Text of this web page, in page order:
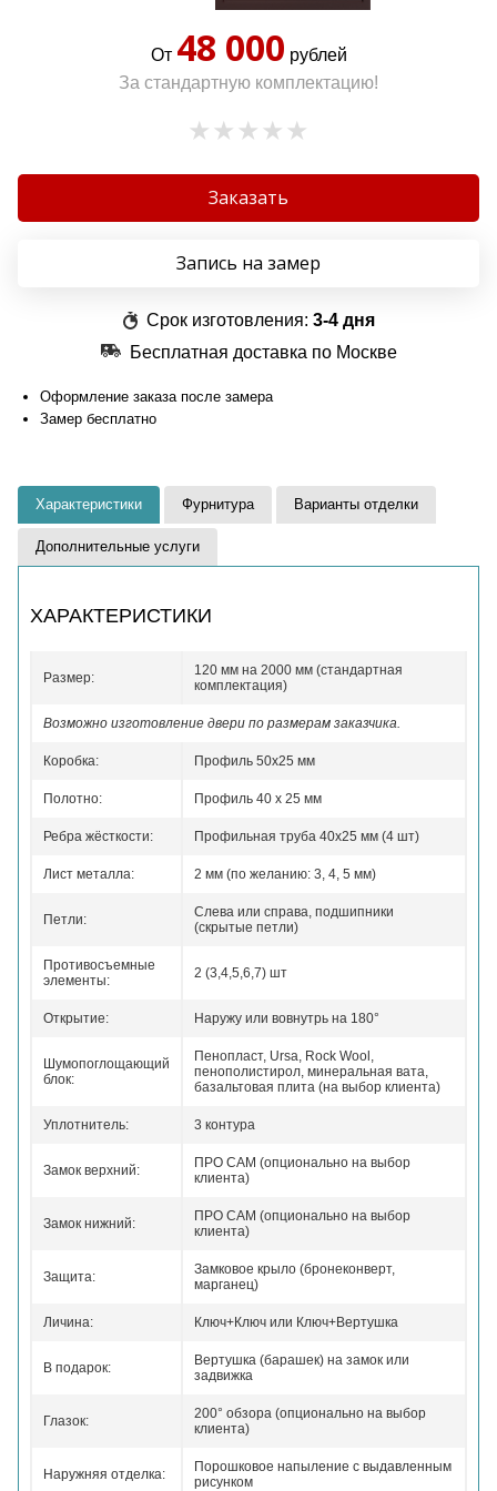
От 48 000 рублей
За стандартную комплектацию!
Заказать
Запись на замер
Срок изготовления: 3-4 дня
Бесплатная доставка по Москве
Оформление заказа после замера
Замер бесплатно
Характеристики Фурнитура Варианты отделки
Дополнительные услуги
ХАРАКТЕРИСТИКИ
Размер:
120 мм на 2000 мм (стандартная
комплектация)
Возможно изготовление двери по размерам заказчика.
Коробка: Профиль 50x25 мм
Полотно: Профиль 40 x 25 мм
Ребра жёсткости: Профильная труба 40х25 мм (4 шт)
Лист металла: 2 мм (по желанию: 3, 4, 5 мм)
Петли:
Слева или справа, подшипники
(скрытые петли)
Противосъемные
элементы:
2 (3,4,5,6,7) шт
Открытие: Наружу или вовнутрь на 180°
Шумопоглощающий
блок:
Пенопласт, Ursa, Rock Wool,
пенополистирол, минеральная вата,
базальтовая плита (на выбор клиента)
Уплотнитель: 3 контура
Замок верхний:
ПРО САМ (опционально на выбор
клиента)
Замок нижний:
ПРО САМ (опционально на выбор
клиента)
Защита:
Замковое крыло (бронеконверт,
марганец)
Личина: Ключ+Ключ или Ключ+Вертушка
В подарок:
Вертушка (барашек) на замок или
задвижка
Глазок:
200° обзора (опционально на выбор
клиента)
Наружняя отделка:
Порошковое напыление с выдавленным
рисунком